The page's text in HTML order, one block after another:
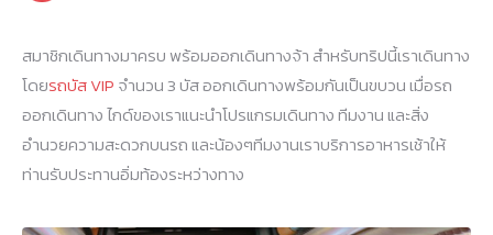
สมาชิกเดินทางมาครบ พร้อมออกเดินทางจ้า สำหรับทริปนี้เราเดินทาง
โดยรถบัส VIP จำนวน 3 บัส ออกเดินทางพร้อมกันเป็นขบวน เมื่อรถ
ออกเดินทาง ไกด์ของเราแนะนำโปรแกรมเดินทาง ทีมงาน และสิ่ง
อำนวยความสะดวกบนรถ และน้องๆทีมงานเราบริการอาหารเช้าให้
ท่านรับประทานอิ่มท้องระหว่างทาง